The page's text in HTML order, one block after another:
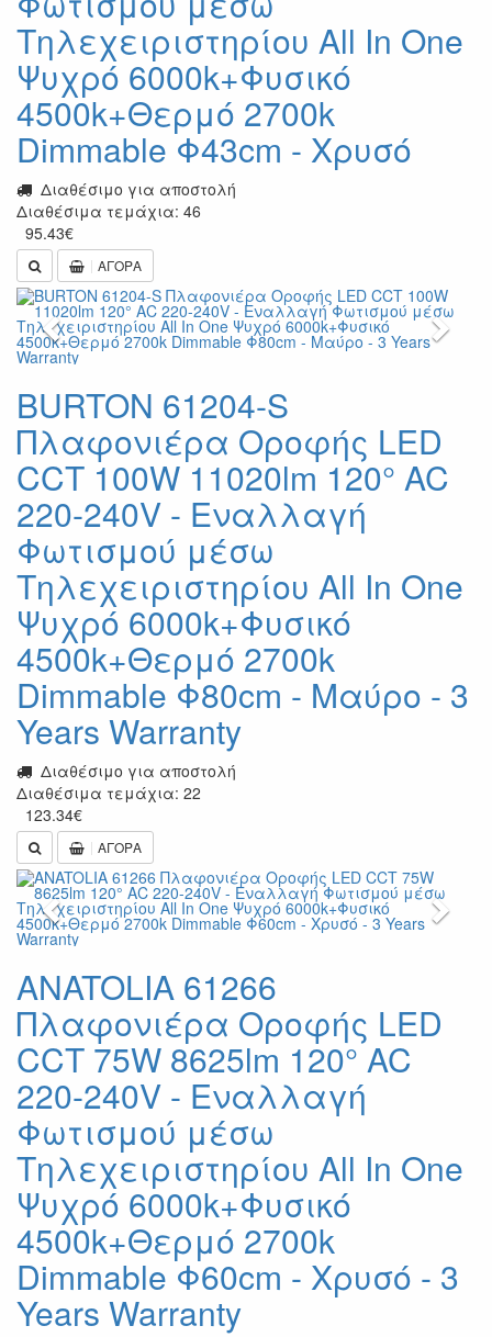
Τηλεχειριστηρίου All In One
Ψυχρό 6000k+Φυσικό
4500k+Θερμό 2700k
Dimmable Φ43cm - Χρυσό
Διαθέσιμο για αποστολή
Διαθέσιμα τεμάχια: 46
95.43€
ΑΓΟΡΑ
Previous Next
BURTON 61204-S
Πλαφονιέρα Οροφής LED
CCT 100W 11020lm 120° AC
220-240V - Εναλλαγή
Φωτισμού μέσω
Τηλεχειριστηρίου All In One
Ψυχρό 6000k+Φυσικό
4500k+Θερμό 2700k
Dimmable Φ80cm - Μαύρο - 3
Years Warranty
Διαθέσιμο για αποστολή
Διαθέσιμα τεμάχια: 22
123.34€
ΑΓΟΡΑ
Previous Next
ANATOLIA 61266
Πλαφονιέρα Οροφής LED
CCT 75W 8625lm 120° AC
220-240V - Εναλλαγή
Φωτισμού μέσω
Τηλεχειριστηρίου All In One
Ψυχρό 6000k+Φυσικό
4500k+Θερμό 2700k
Dimmable Φ60cm - Χρυσό - 3
Years Warranty